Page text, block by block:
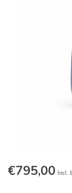
€795,00 Incl.